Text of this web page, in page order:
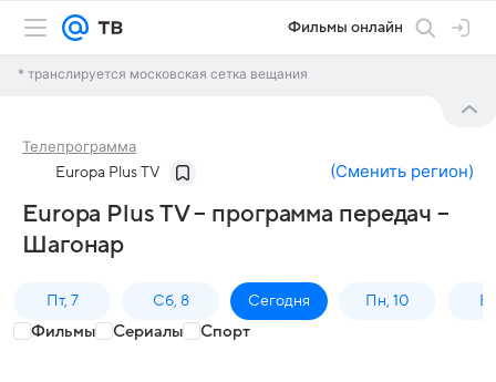
Фильмы онлайн
* транслируется московская сетка вещания
Телепрограмма
Europa Plus TV (Сменить регион)
Europa Plus TV – программа передач –
Шагонар
Пт, 7 Сб, 8 Сегодня Пн, 10
Фильмы Сериалы Спорт